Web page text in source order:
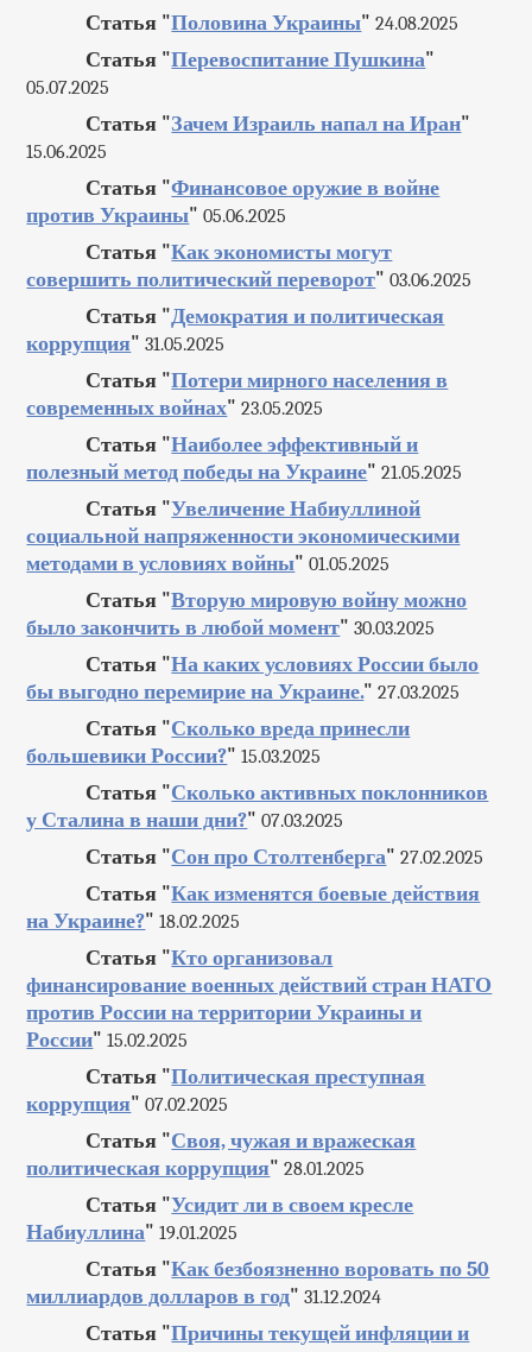
Статья "Половина Украины" 24.08.2025
Статья "Перевоспитание Пушкина"
05.07.2025
Статья "Зачем Израиль напал на Иран"
15.06.2025
Статья "Финансовое оружие в войне
против Украины" 05.06.2025
Статья "Как экономисты могут
совершить политический переворот" 03.06.2025
Статья "Демократия и политическая
коррупция" 31.05.2025
Статья "Потери мирного населения в
современных войнах" 23.05.2025
Статья "Наиболее эффективный и
полезный метод победы на Украине" 21.05.2025
Статья "Увеличение Набиуллиной
социальной напряженности экономическими
методами в условиях войны" 01.05.2025
Статья "Вторую мировую войну можно
было закончить в любой момент" 30.03.2025
Статья "На каких условиях России было
бы выгодно перемирие на Украине." 27.03.2025
Статья "Сколько вреда принесли
большевики России?" 15.03.2025
Статья "Сколько активных поклонников
у Сталина в наши дни?" 07.03.2025
Статья "Сон про Столтенберга" 27.02.2025
Статья "Как изменятся боевые действия
на Украине?" 18.02.2025
Статья "Кто организовал
финансирование военных действий стран НАТО
против России на территории Украины и
России" 15.02.2025
Статья "Политическая преступная
коррупция" 07.02.2025
Статья "Своя, чужая и вражеская
политическая коррупция" 28.01.2025
Статья "Усидит ли в своем кресле
Набиуллина" 19.01.2025
Статья "Как безбоязненно воровать по 50
миллиардов долларов в год" 31.12.2024
Статья "Причины текущей инфляции и